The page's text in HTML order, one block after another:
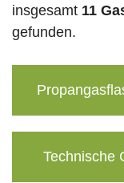
insgesamt 11
gefunden.
Technische